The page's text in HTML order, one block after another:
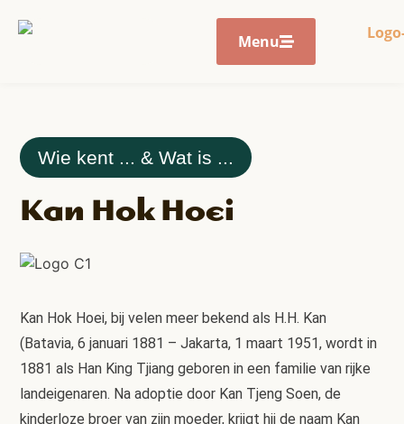
Menu
Wie kent ... & Wat is ...
Kan Hok Hoei
Kan Hok Hoei, bij velen meer bekend als H.H. Kan
(Batavia, 6 januari 1881 – Jakarta, 1 maart 1951, wordt in
1881 als Han King Tjiang geboren in een familie van rijke
landeigenaren. Na adoptie door Kan Tjeng Soen, de
kinderloze broer van zijn moeder, krijgt hij de naam Kan